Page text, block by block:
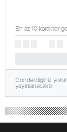
En az 10 karakter
Gönderdiğiniz
yayınlanacaktır.